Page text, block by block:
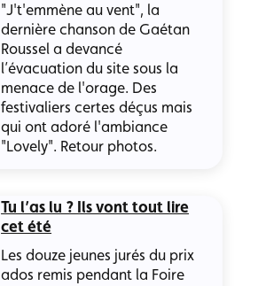
"J't'emmène au vent", la
dernière chanson de Gaétan
Roussel a devancé
l’évacuation du site sous la
menace de l'orage. Des
festivaliers certes déçus mais
qui ont adoré l'ambiance
"Lovely". Retour photos.
Tu l’as lu ? Ils vont tout lire
cet été
Les douze jeunes jurés du prix
ados remis pendant la Foire